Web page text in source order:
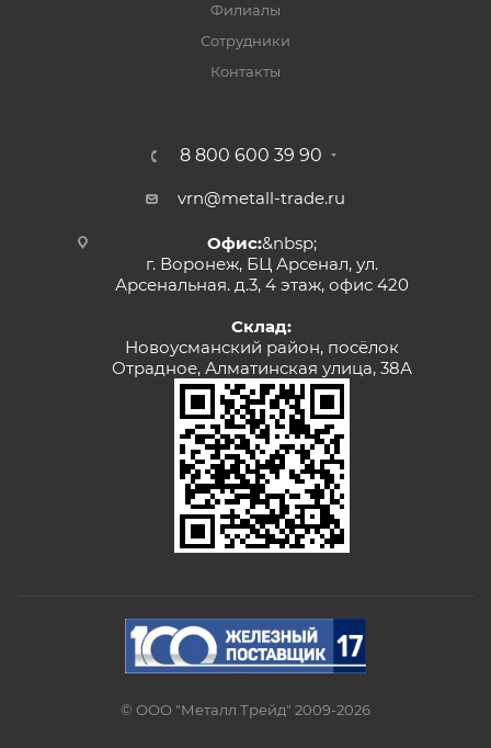
Филиалы
Сотрудники
Контакты
8 800 600 39 90
vrn@metall-trade.ru
Офис:&nbsp;
г. Воронеж, БЦ Арсенал, ул.
Арсенальная. д.3, 4 этаж, офис 420
Склад:
Новоусманский район, посёлок
Отрадное, Алматинская улица, 38А
© ООО "Металл Трейд" 2009-2026